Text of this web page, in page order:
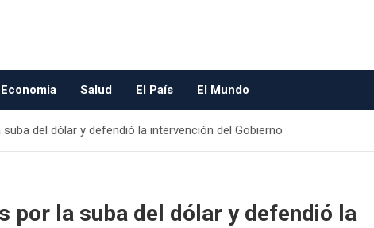
Economia Salud El País El Mundo
del dólar y defendió la intervención del Gobierno
por la suba del dólar y defendió la